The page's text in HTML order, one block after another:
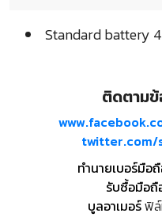
Standard battery
ติดตาม
twitter.com/
ทำนายเบอร์มือ
รับซื้อมือถื
บูลอาเมอร์ฟิ